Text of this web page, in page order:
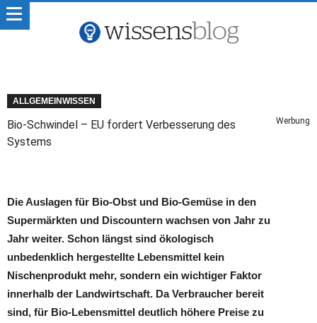
ALLGEMEINWISSEN
Bio-Schwindel – EU fordert Verbesserung des
Systems
Werbung
Die Auslagen für Bio-Obst und Bio-Gemüse in den
Supermärkten und Discountern wachsen von Jahr zu
Jahr weiter. Schon längst sind ökologisch
unbedenklich hergestellte Lebensmittel kein
Nischenprodukt mehr, sondern ein wichtiger Faktor
innerhalb der Landwirtschaft. Da Verbraucher bereit
sind, für Bio-Lebensmittel deutlich höhere Preise zu